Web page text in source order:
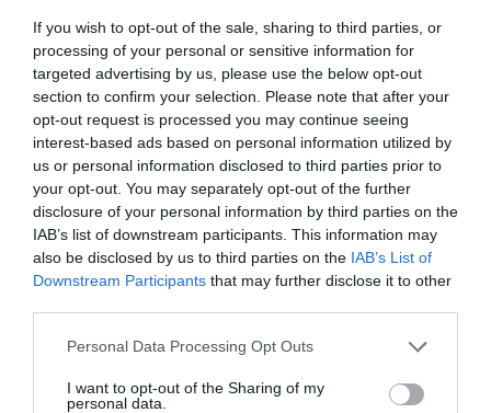
If you wish to opt-out of the sale, sharing to third parties, or
processing of your personal or sensitive information for
targeted advertising by us, please use the below opt-out
section to confirm your selection. Please note that after your
opt-out request is processed you may continue seeing
interest-based ads based on personal information utilized by
us or personal information disclosed to third parties prior to
your opt-out. You may separately opt-out of the further
disclosure of your personal information by third parties on the
IAB’s list of downstream participants. This information may
also be disclosed by us to third parties on the IAB’s List of
Downstream Participants that may further disclose it to other
Please note that this website/app uses one or more Google
not limited to your visit or usage behaviour. You may click to
Personal Data Processing Opt Outs
I want to opt-out of the Sharing of my
personal data.
11.02.2026 17:25
Support Immune Protein: Η φυτική λύση για
ενίσχυση του ανοσοποιητικού και τόνωση
του οργανισμού & των μυών